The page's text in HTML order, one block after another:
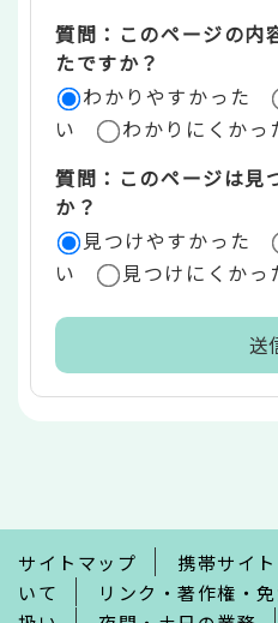
リ
ア
質問：このページの内
たですか？
わかりやすかった
い
わかりにくかっ
質問：このページは見
か？
見つけやすかった
い
見つけにくかっ
で
サイトマップ 携帯サイト
いて
リンク・著作権・